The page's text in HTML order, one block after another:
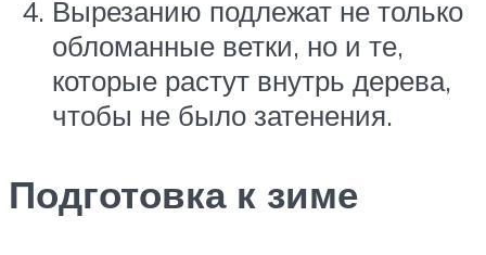
Вырезанию подлежат не только
обломанные ветки, но и те,
которые растут внутрь дерева,
чтобы не было затенения.
Подготовка к зиме